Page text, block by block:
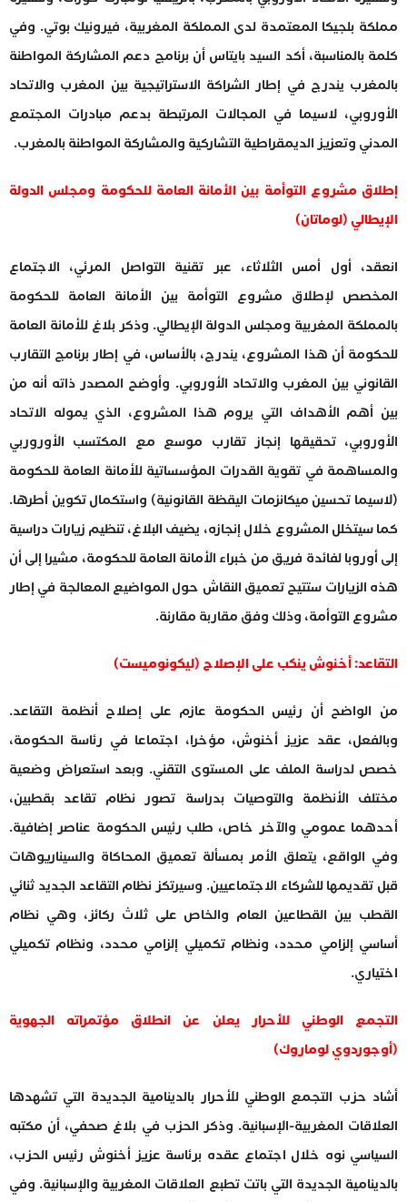
مملكة بلجيكا المعتمدة لدى المملكة المغربية، فيرونيك بوتي. وفي
كلمة بالمناسبة، أكد السيد بايتاس أن برنامج دعم المشاركة المواطنة
بالمغرب يندرج في إطار الشراكة الاستراتيجية بين المغرب والاتحاد
الأوروبي، لاسيما في المجالات المرتبطة بدعم مبادرات المجتمع
المدني وتعزيز الديمقراطية التشاركية والمشاركة المواطنة بالمغرب.
إطلاق مشروع التوأمة بين الأمانة العامة للحكومة ومجلس الدولة
الإيطالي (لوماتان)
انعقد، أول أمس الثلاثاء، عبر تقنية التواصل المرئي، الاجتماع
المخصص لإطلاق مشروع التوأمة بين الأمانة العامة للحكومة
بالمملكة المغربية ومجلس الدولة الإيطالي. وذكر بلاغ للأمانة العامة
للحكومة أن هذا المشروع، يندرج، بالأساس، في إطار برنامج التقارب
القانوني بين المغرب والاتحاد الأوروبي. وأوضح المصدر ذاته أنه من
بين أهم الأهداف التي يروم هذا المشروع، الذي يموله الاتحاد
الأوروبي، تحقيقها إنجاز تقارب موسع مع المكتسب الأوروربي
والمساهمة في تقوية القدرات المؤسساتية للأمانة العامة للحكومة
(لاسيما تحسين ميكانزمات اليقظة القانونية) واستكمال تكوين أطرها.
كما سيتخلل المشروع خلال إنجازه، يضيف البلاغ، تنظيم زيارات دراسية
إلى أوروبا لفائدة فريق من خبراء الأمانة العامة للحكومة، مشيرا إلى أن
هذه الزيارات ستتيح تعميق النقاش حول المواضيع المعالجة في إطار
مشروع التوأمة، وذلك وفق مقاربة مقارنة.
التقاعد: أخنوش ينكب على الإصلاح (ليكونوميست)
من الواضح أن رئيس الحكومة عازم على إصلاح أنظمة التقاعد.
وبالفعل، عقد عزيز أخنوش، مؤخرا، اجتماعا في رئاسة الحكومة،
خصص لدراسة الملف على المستوى التقني. وبعد استعراض وضعية
مختلف الأنظمة والتوصيات بدراسة تصور نظام تقاعد بقطبين،
أحدهما عمومي والآخر خاص، طلب رئيس الحكومة عناصر إضافية.
وفي الواقع، يتعلق الأمر بمسألة تعميق المحاكاة والسيناريوهات
قبل تقديمها للشركاء الاجتماعيين. وسيرتكز نظام التقاعد الجديد ثنائي
القطب بين القطاعين العام والخاص على ثلاث ركائز، وهي نظام
أساسي إلزامي محدد، ونظام تكميلي إلزامي محدد، ونظام تكميلي
اختياري.
التجمع الوطني للأحرار يعلن عن انطلاق مؤتمراته الجهوية
(أوجوردوي لوماروك)
أشاد حزب التجمع الوطني للأحرار بالدينامية الجديدة التي تشهدها
العلاقات المغربية-الإسبانية. وذكر الحزب في بلاغ صحفي، أن مكتبه
السياسي نوه خلال اجتماع عقده برئاسة عزيز أخنوش رئيس الحزب،
بالدينامية الجديدة التي باتت تطبع العلاقات المغربية والإسبانية. وفي